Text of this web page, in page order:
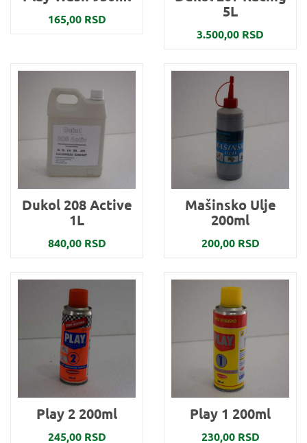
165,00 RSD
5L
3.500,00 RSD
Dukol 208 Active
1L
840,00 RSD
Mašinsko Ulje
200ml
200,00 RSD
Play 2 200ml
245,00 RSD
Play 1 200ml
230,00 RSD